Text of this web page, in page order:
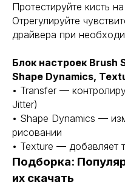
Протестируйте кисть
Отрегулируйте
драйвера при
Блок настроек Brush
Shape Dynamics,
• Transfer —
Jitter)
• Shape Dynamics —
рисовании
• Texture — добавляет
Подборка:
их скачать